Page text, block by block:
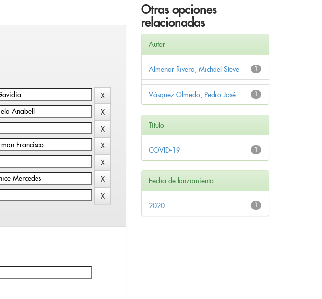
Otras opciones
relacionadas
Autor
1
Almenar Rivera, Michael Steve
1
Vásquez Olmedo, Pedro José
Título
1
COVID-19
Fecha de lanzamiento
1
2020